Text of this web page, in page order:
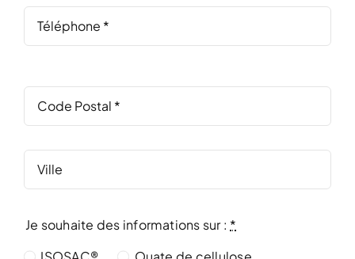
Je souhaite des informations sur : *